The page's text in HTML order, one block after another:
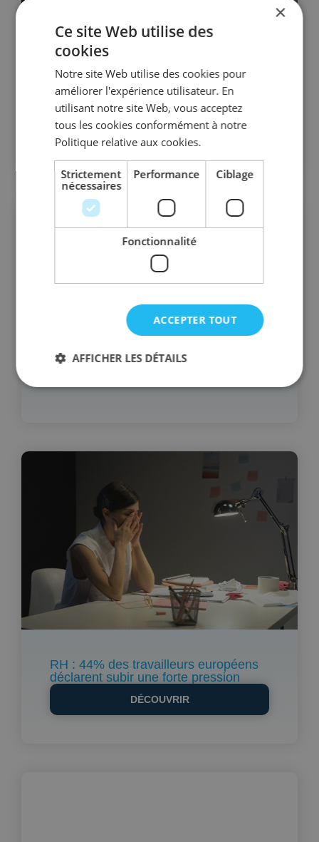
RH : 44% des travailleurs européens
déclarent subir une forte pression
DÉCOUVRIR
×
Ce site Web utilise des
cookies
Notre site Web utilise des cookies pour
améliorer l'expérience utilisateur. En
utilisant notre site Web, vous acceptez
tous les cookies conformément à notre
Politique relative aux cookies.
Strictement
nécessaires
Performance Ciblage
Fonctionnalité
ACCEPTER TOUT
AFFICHER LES DÉTAILS